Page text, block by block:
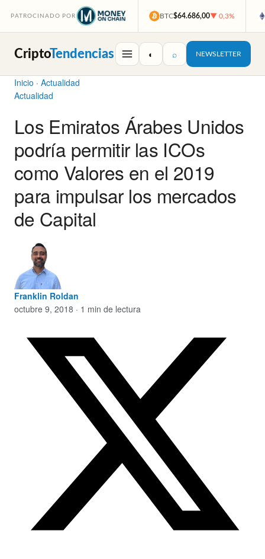
PATROCINADO POR BTC$64.686,00▼ 0,3%
CriptoTendencias ◐ ⌕ NEWSLETTER
Inicio · Actualidad
Actualidad
Los Emiratos Árabes Unidos
podría permitir las ICOs
como Valores en el 2019
para impulsar los mercados
de Capital
Franklin Roldan
octubre 9, 2018 · 1 min de lectura